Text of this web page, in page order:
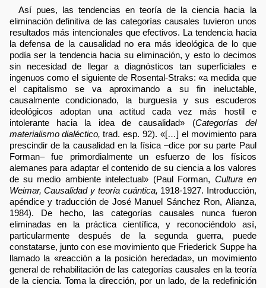
Así pues, las tendencias en teoría de la ciencia hacia la
eliminación definitiva de las categorías causales tuvieron unos
resultados más intencionales que efectivos. La tendencia hacia
la defensa de la causalidad no era más ideológica de lo que
podía ser la tendencia hacia su eliminación, y esto lo decimos
sin necesidad de llegar a diagnósticos tan superficiales e
ingenuos como el siguiente de Rosental-Straks: «a medida que
el capitalismo se va aproximando a su fin ineluctable,
causalmente condicionado, la burguesía y sus escuderos
ideológicos adoptan una actitud cada vez más hostil e
intolerante hacia la idea de causalidad» (Categorías del
materialismo dialéctico, trad. esp. 92). «[…] el movimiento para
prescindir de la causalidad en la física –dice por su parte Paul
Forman– fue primordialmente un esfuerzo de los físicos
alemanes para adaptar el contenido de su ciencia a los valores
de su medio ambiente intelectual» (Paul Forman, Cultura en
Weimar, Causalidad y teoría cuántica, 1918-1927. Introducción,
apéndice y traducción de José Manuel Sánchez Ron, Alianza,
1984). De hecho, las categorías causales nunca fueron
eliminadas en la práctica científica, y reconociéndolo así,
particularmente después de la segunda guerra, puede
constatarse, junto con ese movimiento que Friederick Suppe ha
llamado la «reacción a la posición heredada», un movimiento
general de rehabilitación de las categorías causales en la teoría
de la ciencia. Toma la dirección, por un lado, de la redefinición